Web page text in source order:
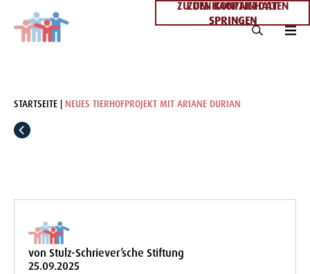
ZUM HAUPTINHALT
SPRINGEN
ZU DEN KONTAKTDATEN
SPRINGEN
STARTSEITE NEUES TIERHOFPROJEKT MIT ARIANE DURIAN
von Stulz-Schriever’sche Stiftung
25.09.2025